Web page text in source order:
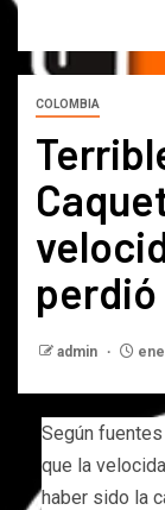
COLOMBIA
perdió
admin
Según
que la
haber sido la